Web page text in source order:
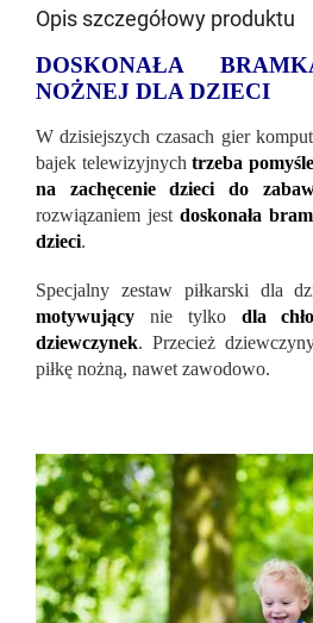
Opis szczegółowy produktu
DOSKONAŁA
NOŻNEJ DLA DZIECI
W dzisiejszych czasach gier
bajek telewizyjnychtrzeba
na zachęcenie dzieci do
rozwiązaniem jestdoskonała
dzieci.
Specjalny zestaw piłkarski dla
motywujący nie tylko dla
dziewczynek. Przecież
piłkę nożną, nawet zawodowo.